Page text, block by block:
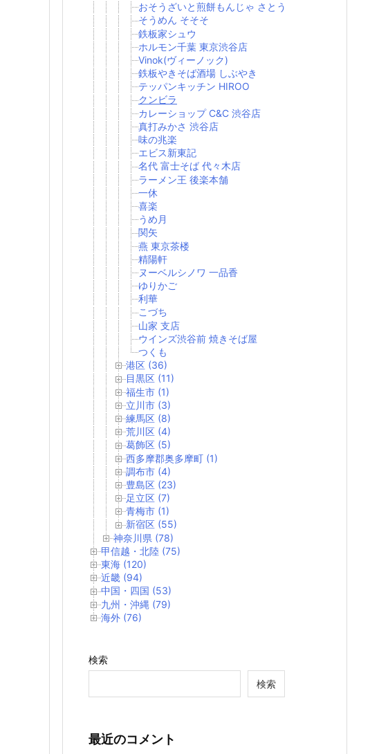
おそうざいと煎餅もんじゃ さとう
そうめん そそそ
鉄板家シュウ
ホルモン千葉 東京渋谷店
Vinok(ヴィーノック)
鉄板やきそば酒場 しぶやき
テッパンキッチン HIROO
クンビラ
カレーショップ C&C 渋谷店
真打みかさ 渋谷店
味の兆楽
エビス新東記
名代 富士そば 代々木店
ラーメン王 後楽本舗
一休
喜楽
うめ月
関矢
燕 東京茶楼
精陽軒
ヌーベルシノワ 一品香
ゆりかご
利華
こづち
山家 支店
ウインズ渋谷前 焼きそば屋
つくも
港区 (36)
目黒区 (11)
福生市 (1)
立川市 (3)
練馬区 (8)
荒川区 (4)
葛飾区 (5)
西多摩郡奥多摩町 (1)
調布市 (4)
豊島区 (23)
足立区 (7)
青梅市 (1)
新宿区 (55)
神奈川県 (78)
甲信越・北陸 (75)
東海 (120)
近畿 (94)
中国・四国 (53)
九州・沖縄 (79)
海外 (76)
検索
検索
最近のコメント